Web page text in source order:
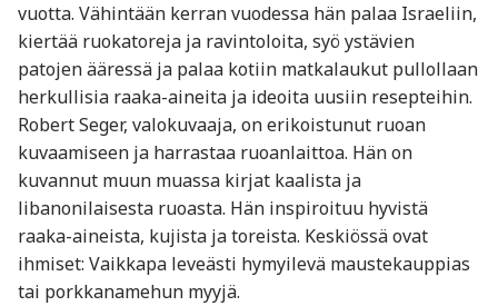
vuotta. Vähintään kerran vuodessa hän palaa Israeliin,
kiertää ruokatoreja ja ravintoloita, syö ystävien
patojen ääressä ja palaa kotiin matkalaukut pullollaan
herkullisia raaka-aineita ja ideoita uusiin resepteihin.
Robert Seger, valokuvaaja, on erikoistunut ruoan
kuvaamiseen ja harrastaa ruoanlaittoa. Hän on
kuvannut muun muassa kirjat kaalista ja
libanonilaisesta ruoasta. Hän inspiroituu hyvistä
raaka-aineista, kujista ja toreista. Keskiössä ovat
ihmiset: Vaikkapa leveästi hymyilevä maustekauppias
tai porkkanamehun myyjä.